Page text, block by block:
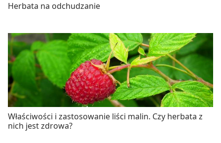
Herbata na odchudzanie
Właściwości i zastosowanie liści malin. Czy herbata z
nich jest zdrowa?